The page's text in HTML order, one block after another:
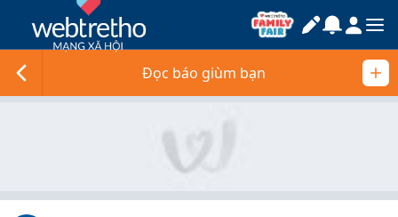
Đọc báo giùm bạn